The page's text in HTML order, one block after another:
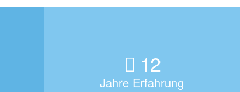
12
Jahre Erfahrung